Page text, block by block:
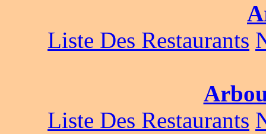
Liste Des Restaurants
Liste Des Restaurants